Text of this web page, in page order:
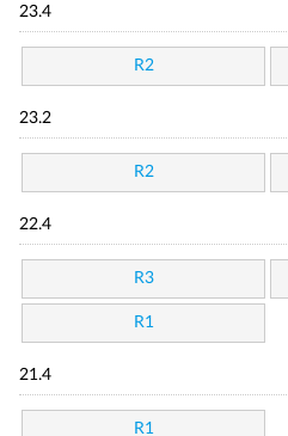
23.4
R2
23.2
R2
22.4
R3
R1
21.4
R1